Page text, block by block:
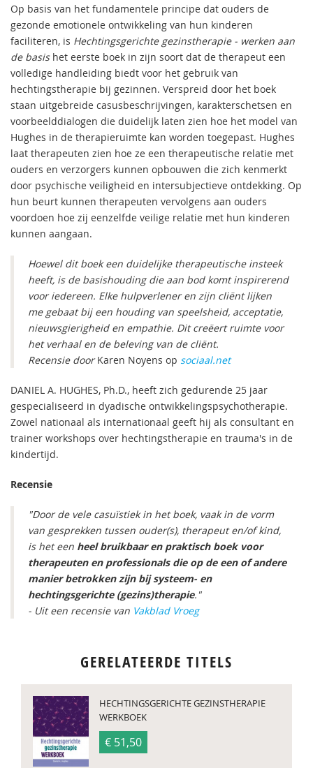
Op basis van het fundamentele principe dat ouders de
gezonde emotionele ontwikkeling van hun kinderen
faciliteren, is Hechtingsgerichte gezinstherapie - werken aan
de basishet eerste boek in zijn soort dat de therapeut een
volledige handleiding biedt voor het gebruik van
hechtingstherapie bij gezinnen. Verspreid door het boek
staan uitgebreide casusbeschrijvingen, karakterschetsen en
voorbeelddialogen die duidelijk laten zien hoe het model van
Hughes in de therapieruimte kan worden toegepast. Hughes
laat therapeuten zien hoe ze een therapeutische relatie met
ouders en verzorgers kunnen opbouwen die zich kenmerkt
door psychische veiligheid en intersubjectieve ontdekking. Op
hun beurt kunnen therapeuten vervolgens aan ouders
voordoen hoe zij eenzelfde veilige relatie met hun kinderen
kunnen aangaan.
Hoewel dit boek een duidelijke therapeutische insteek
heeft, is de basishouding die aan bod komt inspirerend
voor iedereen. Elke hulpverlener en zijn cliënt lijken
me gebaat bij een houding van speelsheid, acceptatie,
nieuwsgierigheid en empathie. Dit creëert ruimte voor
het verhaal en de beleving van de cliënt.
Recensie doorKaren Noyens op sociaal.net
DANIEL A. HUGHES, Ph.D., heeft zich gedurende 25 jaar
gespecialiseerd in dyadische ontwikkelingspsychotherapie.
Zowel nationaal als internationaal geeft hij als consultant en
trainer workshops over hechtingstherapie en trauma's in de
kindertijd.
Recensie
"Door de vele casuïstiek in het boek, vaak in de vorm
van gesprekken tussen ouder(s), therapeut en/of kind,
is het een heel bruikbaar en praktisch boek voor
therapeuten en professionals die op de een of andere
manier betrokken zijn bij systeem- en
hechtingsgerichte (gezins)therapie."
- Uit een recensie van Vakblad Vroeg
GERELATEERDE TITELS
HECHTINGSGERICHTE GEZINSTHERAPIE
WERKBOEK
€ 51,50